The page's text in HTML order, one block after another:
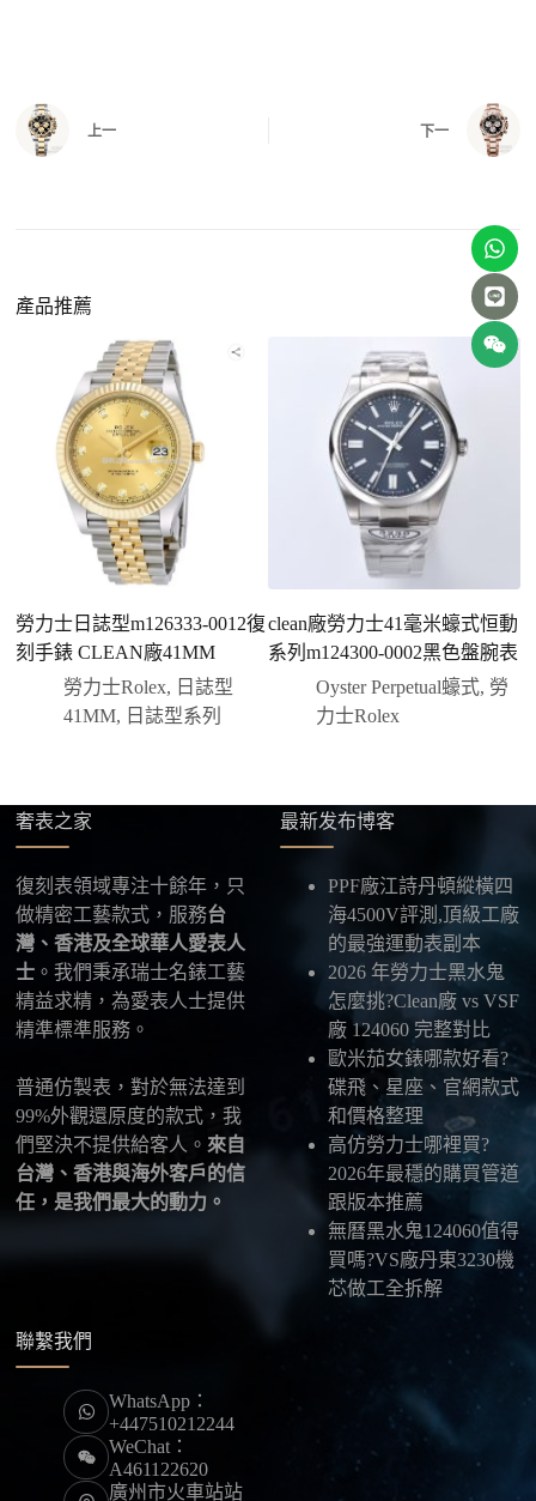
給您確認，確定沒有問題後才會安排出貨。
請先透過網站上的聯繫方式與我們取得聯繫，將您感
興趣的款式圖片、連結或產品資訊發給客服專員，我
們會先幫您確認版本與實際價格。
二、確認款式與價格
客服會與您確認品牌、尺寸、顏色、配件等細節，如
有現貨會直接幫您預留；若需要排單，我們也會事先
說明大約出貨時間。
三、安排付款方式
您可以選擇先付少量訂金預留貨品，餘款在出貨
前或收到實拍照片後再支付
；也可以一次性全額
付款，我們會在原有價格基礎上盡量幫您爭取更
優惠的方案。部分地區可協助安排較安全的到付
方式，具體以當下說明為準。
四、填寫收件資料與出貨
供最新物流資訊與查件連結。
五、海外寄送說明
本店支援寄送至香港、澳門、台灣、欧美以及其他海
外地區，運費會依照目的地與物流方案另行報價，客
服在出貨前會跟您確認清楚。
最後：喜歡就別拖太久，有些熱門款現貨數量有
限，早一步確認，就能早一點戴上喜歡的腕錶。
：以原裝價格的十分之一即可享受相
同外觀與佩戴質感。
：現代復刻工藝高度還原原裝細
：無需承擔高價手錶的風險，更適
合日常通勤與旅行佩戴。
上一 下一
產品推薦
勞力士日誌型m126333-0012復
刻手錶 CLEAN廠41MM
勞力士Rolex, 日誌型
41MM, 日誌型系列
clean廠勞力士41毫米蠔式恒動
系列m124300-0002黑色盤腕表
Oyster Perpetual蠔式, 勞
力士Rolex
奢表之家
復刻表領域專注十餘年，只
做精密工藝款式，服務台
灣、香港及全球華人愛表人
士 。我們秉承瑞士名錶工藝
精益求精，為愛表人士提供
精準標準服務。
普通仿製表，對於無法達到
99%外觀還原度的款式，我
們堅決不提供給客人。 來自
台灣、香港與海外客戶的信
任，是我們最大的動力。
最新发布博客
PPF廠江詩丹頓縱橫四
海4500V評測,頂級工廠
的最強運動表副本
2026 年勞力士黑水鬼
怎麼挑?Clean廠 vs VSF
廠 124060 完整對比
歐米茄女錶哪款好看?
碟飛、星座、官網款式
和價格整理
高仿勞力士哪裡買?
2026年最穩的購買管道
跟版本推薦
無曆黑水鬼124060值得
買嗎?VS廠丹東3230機
芯做工全拆解
聯繫我們
WhatsApp：
+447510212244
WeChat：
A461122620
廣州市火車站站